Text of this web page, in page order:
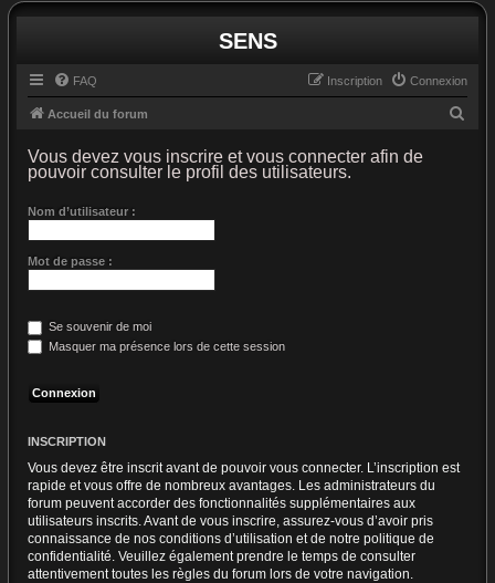
SENS
FAQ Connexion
Inscription
Accueil du forum
Vous devez vous inscrire et vous connecter afin de
pouvoir consulter le profil des utilisateurs.
Nom d’utilisateur :
Mot de passe :
Se souvenir de moi
Masquer ma présence lors de cette session
INSCRIPTION
Vous devez être inscrit avant de pouvoir vous connecter. L’inscription est
rapide et vous offre de nombreux avantages. Les administrateurs du
forum peuvent accorder des fonctionnalités supplémentaires aux
utilisateurs inscrits. Avant de vous inscrire, assurez-vous d’avoir pris
connaissance de nos conditions d’utilisation et de notre politique de
confidentialité. Veuillez également prendre le temps de consulter
attentivement toutes les règles du forum lors de votre navigation.